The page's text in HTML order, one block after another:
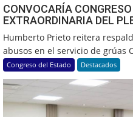
CONVOCARÍA
EXTRAORDINARIA DEL
Humberto Prieto reitera
abusos en el servicio de grúas
Congreso del Estado Destacados